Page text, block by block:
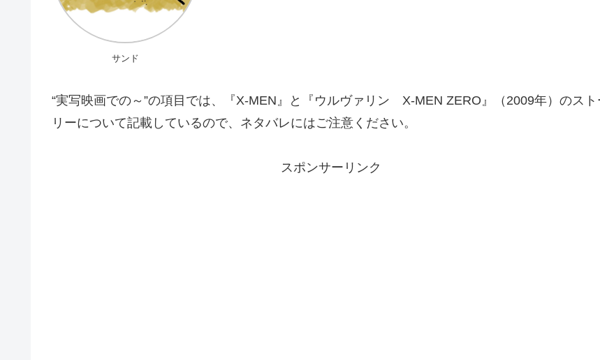
サンド
“実写映画での～”の項目では、『X-MEN』と『ウルヴァリン X-MEN ZERO』（2009年）のスト
リーについて記載しているので、ネタバレにはご注意ください。
スポンサーリンク